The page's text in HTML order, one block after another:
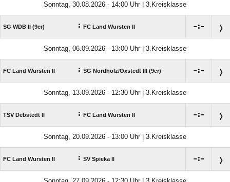
Sonntag, 30.08.2026 - 14:00 Uhr | 3.Kreisklasse
SG WDB II (9er) : FC Land Wursten II :
Sonntag, 06.09.2026 - 13:00 Uhr | 3.Kreisklasse
FC Land Wursten II : SG Nordholz/​Oxstedt III (9er) :
Sonntag, 13.09.2026 - 12:30 Uhr | 3.Kreisklasse
TSV Debstedt II : FC Land Wursten II :
Sonntag, 20.09.2026 - 13:00 Uhr | 3.Kreisklasse
FC Land Wursten II : SV Spieka II :